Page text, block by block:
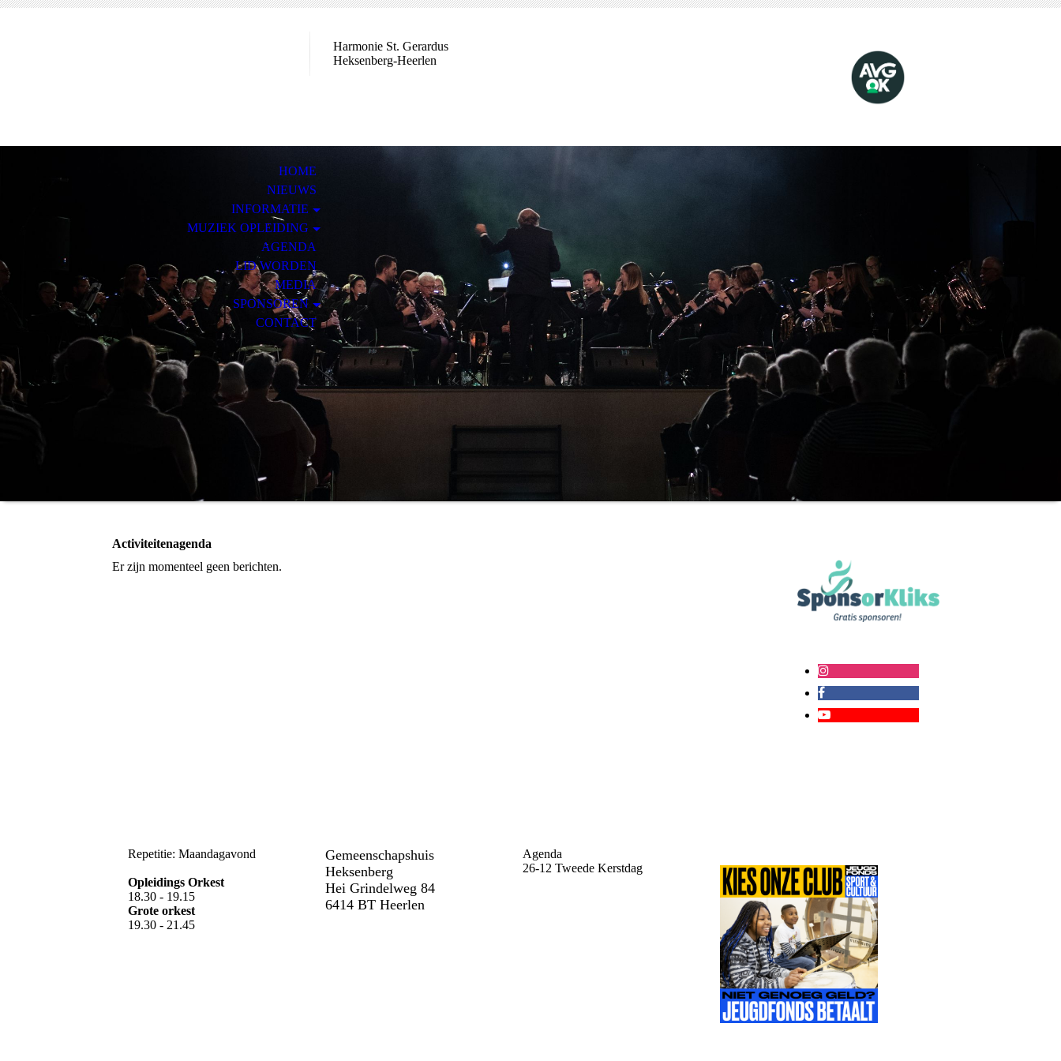
Harmonie St. Gerardus
Heksenberg-Heerlen
HOME
NIEUWS
INFORMATIE
MUZIEK OPLEIDING
AGENDA
LID WORDEN
MEDIA
SPONSOREN
CONTACT
Activiteitenagenda
Er zijn momenteel geen berichten.
Repetitie: Maandagavond
Opleidings Orkest
18.30 - 19.15
Grote orkest
19.30 - 21.45
Gemeenschapshuis
Heksenberg
Hei Grindelweg 84
6414 BT Heerlen
Agenda
26-12 Tweede Kerstdag